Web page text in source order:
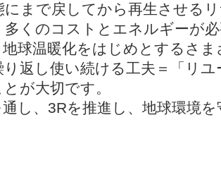
まで戻してから再生させる
くのコストとエネルギーが必
球温暖化をはじめとするさ
り返し使い続ける工夫＝「リ
が大切です。
し、3Rを推進し、地球環境